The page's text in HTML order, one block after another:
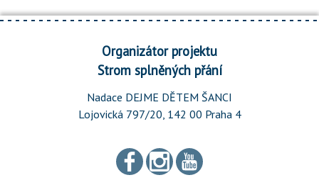
Organizátor projektu
Strom splněných přání
Nadace DEJME DĚTEM ŠANCI
Lojovická 797/20, 142 00 Praha 4